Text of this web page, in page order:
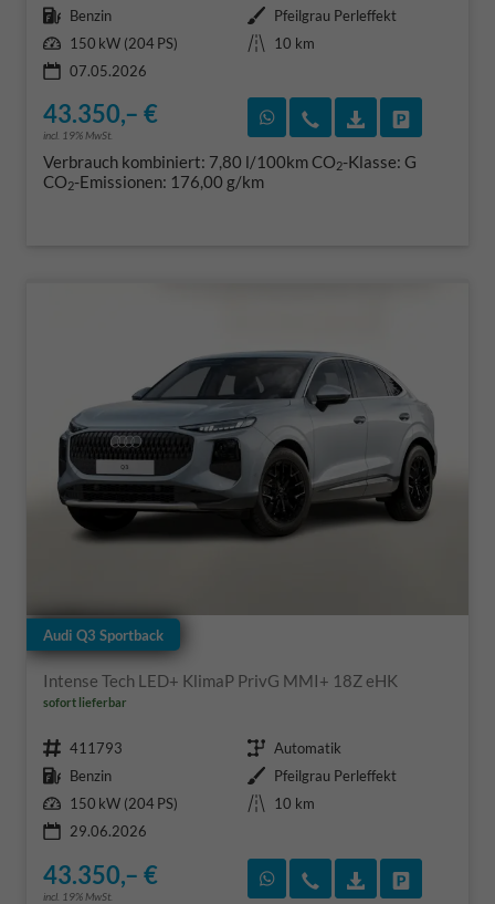
Kraftstoff Benzin Außenfarbe Pfeilgrau Perleffekt
Leistung 150 kW (204 PS) Kilometerstand
10 km
07.05.2026
43.350,– €
incl. 19% MwSt.
Rückruf vereinbaren
Wir rufen Sie an
Verbrauch kombiniert: 7,80 l/100kmCO2-Klasse: G
CO2-Emissionen: 176,00 g/km
Audi Q3 Sportback
Intense Tech LED+ KlimaP PrivG MMI+ 18Z eHK
sofort lieferbar
Fahrzeugnr. 411793 Getriebe Automatik
Kraftstoff Benzin Außenfarbe Pfeilgrau Perleffekt
Leistung 150 kW (204 PS) Kilometerstand
10 km
29.06.2026
43.350,– €
incl. 19% MwSt.
Rückruf vereinbaren
Wir rufen Sie an